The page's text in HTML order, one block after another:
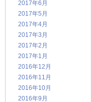
2017年6月
2017年5月
2017年4月
2017年3月
2017年2月
2017年1月
2016年12月
2016年11月
2016年10月
2016年9月